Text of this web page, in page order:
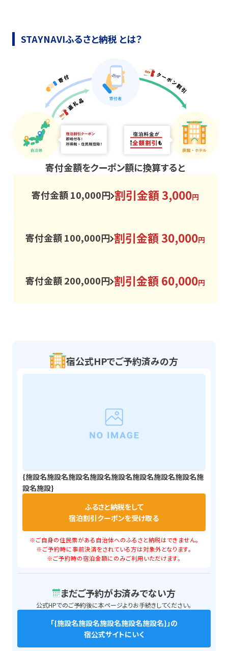
STAYNAVIふるさと納税 とは？
寄付金額をクーポン額に換算すると
寄付金額 10,000円 割引金額 3,000円
寄付金額 100,000円 割引金額 30,000円
寄付金額 200,000円 割引金額 60,000円
宿公式HPでご予約済みの方
{施設名施設名施設名施設名施設名施設名施設名施設名施
設名施設}
ふるさと納税をして
宿泊割引クーポンを受け取る
※ご自身の住民票がある自治体へのふるさと納税はできません。
※ご予約時に事前決済をされている方は対象外となります。
※ご予約時の宿泊金額にのみご利用いただけます。
まだご予約がお済みでない方
公式HPでのご予約後に本ページよりお手続きしてください。
「{施設名施設名施設名施設名施設名}」の
宿公式サイトにいく